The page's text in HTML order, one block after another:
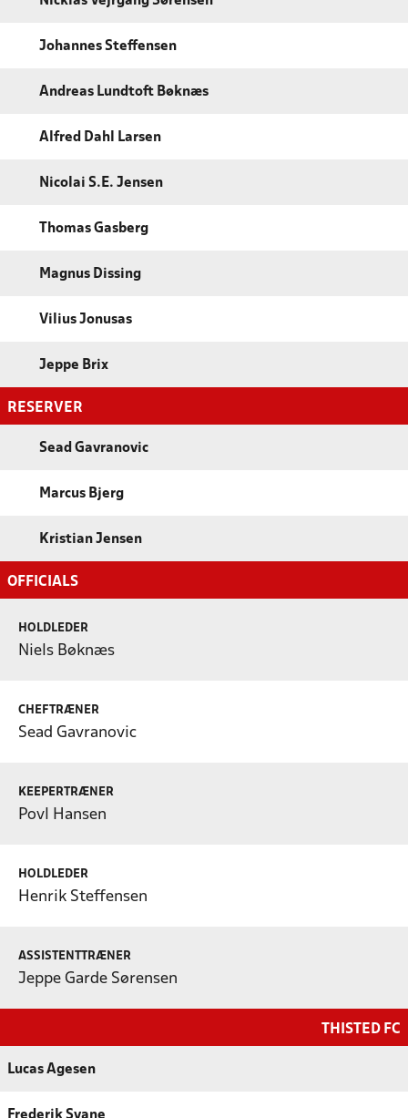
Johannes Steffensen
Andreas Lundtoft Bøknæs
Alfred Dahl Larsen
Nicolai S.E. Jensen
Thomas Gasberg
Magnus Dissing
Vilius Jonusas
Jeppe Brix
RESERVER
Sead Gavranovic
Marcus Bjerg
Kristian Jensen
OFFICIALS
HOLDLEDER
Niels Bøknæs
CHEFTRÆNER
Sead Gavranovic
KEEPERTRÆNER
Povl Hansen
HOLDLEDER
Henrik Steffensen
ASSISTENTTRÆNER
Jeppe Garde Sørensen
THISTED FC
Lucas Agesen
Frederik Svane